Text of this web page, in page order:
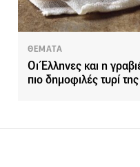
ΘΕΜΑΤΑ
Οι Έλληνες και η
πιο δημοφιλές τυρί